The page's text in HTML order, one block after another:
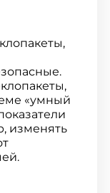
«умный
изменять